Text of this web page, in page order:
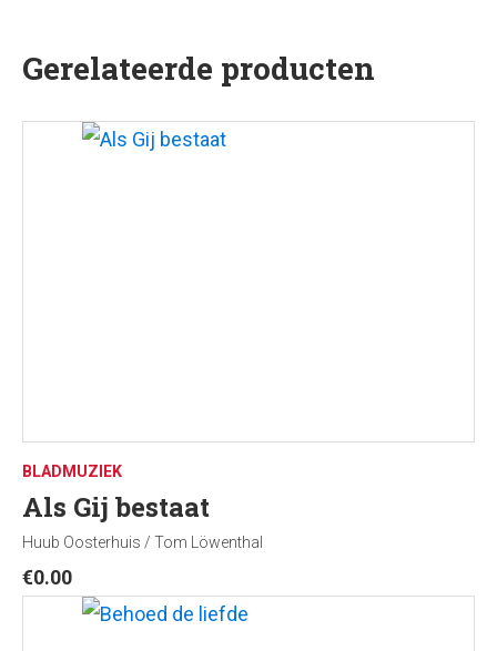
Gerelateerde producten
BLADMUZIEK
Als Gij bestaat
Huub Oosterhuis / Tom Löwenthal
€0.00